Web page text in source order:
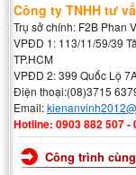
Công ty TNHH tư
Trụ sở chính: F2B Phan
VPĐD 1: 113/11/59/39
TP.HCM
VPĐD 2: 399 Quốc Lộ
Điện thoại:(08)3715
Email:
Hotline: 0903 882 507 -
Công trình